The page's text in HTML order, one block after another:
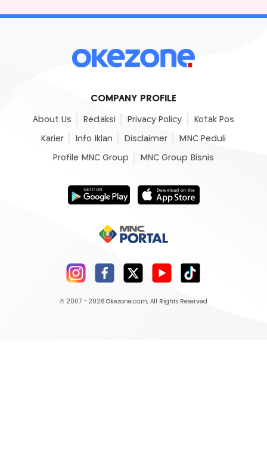
COMPANY PROFILE
About Us Redaksi Privacy Policy Kotak Pos
Karier Info Iklan Disclaimer MNC Peduli
Profile MNC Group MNC Group Bisnis
© 2007 - 2026 Okezone.com, All Rights Reserved